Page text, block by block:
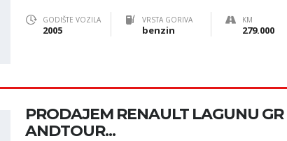
GODIŠTE VOZILA
2005
VRSTA GORIVA
benzin
KM
279.000
PRODAJEM RENAULT LAGUNU GR
ANDTOUR...